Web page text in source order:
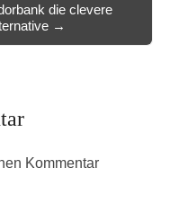
die clevere
→
Kommentar